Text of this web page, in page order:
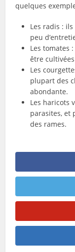
quelques
Les radis :
peu
Les tomates
être
Les
plupart des
abondante.
Les haricots
parasites, et
des rames.